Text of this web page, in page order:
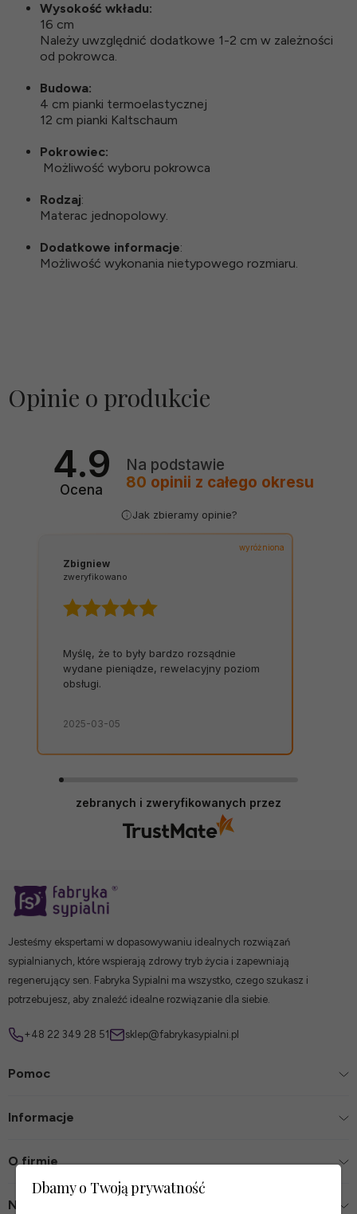
Wysokość wkładu:
16 cm
Należy uwzględnić dodatkowe 1-2 cm w zależności
od pokrowca.
Budowa:
4 cm pianki termoelastycznej
12 cm pianki Kaltschaum
Pokrowiec:
Możliwość wyboru pokrowca
Rodzaj:
Materac jednopolowy.
Dodatkowe informacje:
Możliwość wykonania nietypowego rozmiaru.
Opinie o produkcie
4.9
Ocena
Na podstawie
80 opinii z całego okresu
Jak zbieramy opinie?
wyróżniona
Zbigniew
zweryfikowano
Myślę, że to były bardzo rozsądnie
wydane pieniądze, rewelacyjny poziom
obsługi.
2025-03-05
zebranych i zweryfikowanych przez
Jesteśmy ekspertami w dopasowywaniu idealnych rozwiązań
sypialnianych, które wspierają zdrowy tryb życia i zapewniają
regenerujący sen. Fabryka Sypialni ma wszystko, czego szukasz i
potrzebujesz, aby znaleźć idealne rozwiązanie dla siebie.
+48 22 349 28 51 sklep@fabrykasypialni.pl
Pomoc
Informacje
O firmie
Nasze sklepy
Dbamy o Twoją prywatność